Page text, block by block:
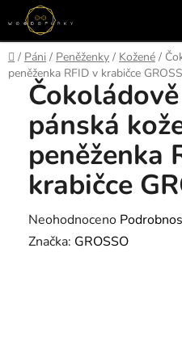
Přejít
na
obsah
Domů
/ Páni / Peněženky / Kožené /
peněženka RFID v krabičce
pánská
peněženka
krabičce
Průměrné
hodnocení
Neohodnoceno
Značka: GROSSO